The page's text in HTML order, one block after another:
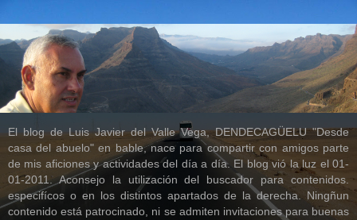
El blog de Luis Javier del Valle Vega, DENDECAGÜELU "Desde
casa del abuelo" en bable, nace para compartir con amigos parte
de mis aficiones y actividades del día a día. El blog vió la luz el 01-
01-2011. Aconsejo la utilización del buscador para contenidos.
especifícos o en los distintos apartados de la derecha. Ningñun
contenido está patrocinado, ni se admiten invitaciones para buenas